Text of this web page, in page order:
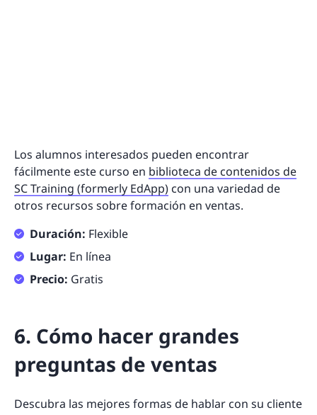
Los alumnos interesados pueden encontrar
fácilmente este curso en biblioteca de contenidos de
SC Training (formerly EdApp) con una variedad de
otros recursos sobre formación en ventas.
Duración: Flexible
Lugar: En línea
Precio: Gratis
6. Cómo hacer grandes
preguntas de ventas
Descubra las mejores formas de hablar con su cliente